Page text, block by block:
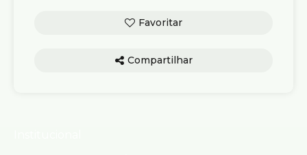
Compartilhar